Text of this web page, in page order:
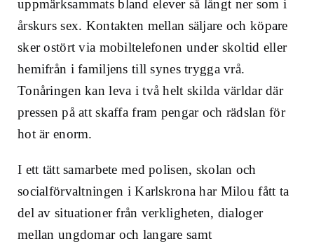
uppmärksammats bland elever så långt ner som i
årskurs sex. Kontakten mellan säljare och köpare
sker ostört via mobiltelefonen under skoltid eller
hemifrån i familjens till synes trygga vrå.
Tonåringen kan leva i två helt skilda världar där
pressen på att skaffa fram pengar och rädslan för
hot är enorm.
I ett tätt samarbete med polisen, skolan och
socialförvaltningen i Karlskrona har Milou fått ta
del av situationer från verkligheten, dialoger
mellan ungdomar och langare samt